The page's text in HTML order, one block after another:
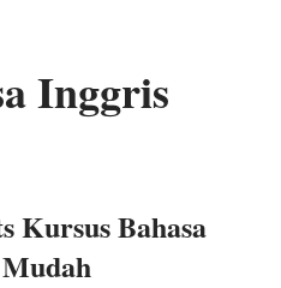
Inggris
Kursus Bahasa